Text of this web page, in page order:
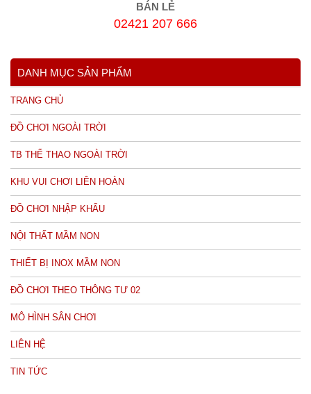
BÁN LẺ
02421 207 666
DANH MỤC SẢN PHẨM
TRANG CHỦ
ĐỒ CHƠI NGOÀI TRỜI
TB THỂ THAO NGOÀI TRỜI
KHU VUI CHƠI LIÊN HOÀN
ĐỒ CHƠI NHẬP KHẨU
NỘI THẤT MẦM NON
THIẾT BỊ INOX MẦM NON
ĐỒ CHƠI THEO THÔNG TƯ 02
MÔ HÌNH SÂN CHƠI
LIÊN HỆ
TIN TỨC